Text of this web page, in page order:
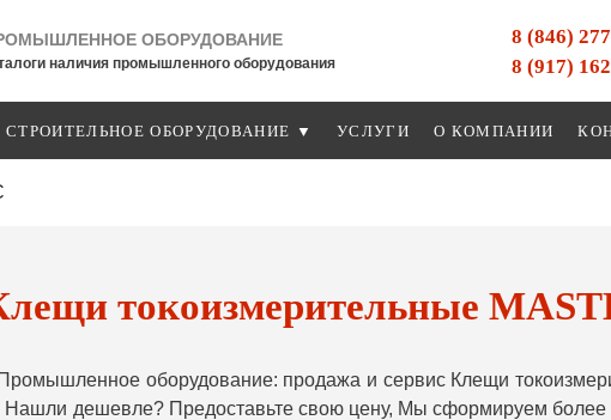
ОБОРУДОВАНИЕ
наличия промышленного оборудования
8 (846)
8 (917)
СТРОИТЕЛЬНОЕ ОБОРУДОВАНИЕ ▼ УСЛУГИ О КОМПАНИИ
токоизмерительные
оборудование: продажа и сервис Клещи
Нашли дешевле? Предоставьте свою цену, Мы сформируем